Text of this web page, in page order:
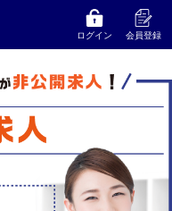
ログイン 会員登録